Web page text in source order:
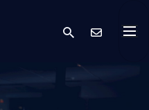
search